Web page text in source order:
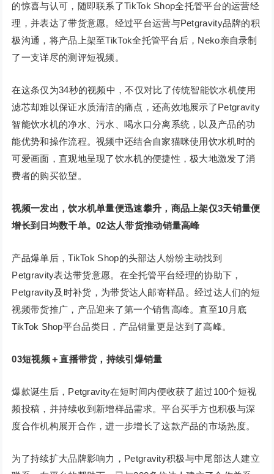
的惊喜与认可，随即联系了TikTok Shop全托管平台的运营经
理，并表达了带货意愿。经过平台运营与Petgravity品牌的积
极沟通，将产品上架至TikTok全托管平台后，Neko亲自录制
了一支详尽的测评短视频。
在这条仅为34秒的视频中，不仅对比了传统智能饮水机使用
滤芯却难以保证水质清洁的痛点，还高效地展示了Petgravity
智能饮水机的净水、污水、喝水口分离系统，以及产品的功
能优势和操作流程。视频中还结合自家猫咪使用饮水机时的
可爱画面，直观地呈现了饮水机的便捷性，极大地激发了消
费者的购买欲望。
视频一发出，饮水机单量便迅速攀升，商品上架仅3天销量便
增长到日均数千单。02达人带货推动销量高峰
产品爆单后，TikTok Shop的头部达人纷纷主动找到
Petgravity表达带货意愿。在全托管平台经理的协助下，
Petgravity及时补货，为带货达人邮寄样品。经过达人们的短
视频带货推广，产品迎来了第一个销售高峰。直至10月底
TikTok Shop平台品类日，产品销量更是达到了高峰。
03短视频＋直播带货，持续引爆销量
爆款诞生后，Petgravity在短时间内便收获了超过100个短视
频投稿，并持续收到新增样品需求。平台买手方也积极与深
度合作机构展开合作，进一步增长了这款产品的市场热度。
为了持续扩大品牌影响力，Petgravity积极与中尾部达人建立